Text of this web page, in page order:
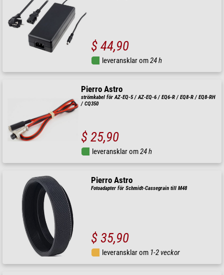
$ 44,90
leveransklar om24 h
Pierro Astro
strömkabel för AZ-EQ-5 / AZ-EQ-6 / EQ6-R / EQ8-R / EQ8-RH
/ CQ350
$ 25,90
leveransklar om24 h
Pierro Astro
Fotoadapter för Schmidt-Cassegrain till M48
$ 35,90
leveransklar om 1-2 veckor